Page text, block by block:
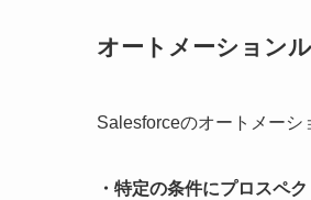
オートメーション
Salesforceのオートメーシ
・特定の条件にプロスペ